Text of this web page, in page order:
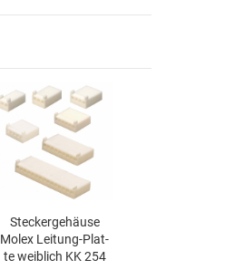
Ste­cker­ge­häu­se
Molex Leitung-​​Plat­
te weib­lich KK 254